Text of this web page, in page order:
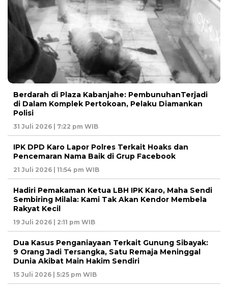
Berdarah di Plaza Kabanjahe: PembunuhanTerjadi
di Dalam Komplek Pertokoan, Pelaku Diamankan
Polisi
31 Juli 2026 | 7:22 pm WIB
IPK DPD Karo Lapor Polres Terkait Hoaks dan
Pencemaran Nama Baik di Grup Facebook
21 Juli 2026 | 11:54 pm WIB
Hadiri Pemakaman Ketua LBH IPK Karo, Maha Sendi
Sembiring Milala: Kami Tak Akan Kendor Membela
Rakyat Kecil
19 Juli 2026 | 2:11 pm WIB
Dua Kasus Penganiayaan Terkait Gunung Sibayak:
9 Orang Jadi Tersangka, Satu Remaja Meninggal
Dunia Akibat Main Hakim Sendiri
15 Juli 2026 | 5:25 pm WIB